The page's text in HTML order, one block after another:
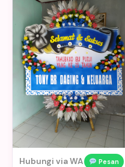
Hubungi via WA Pesan